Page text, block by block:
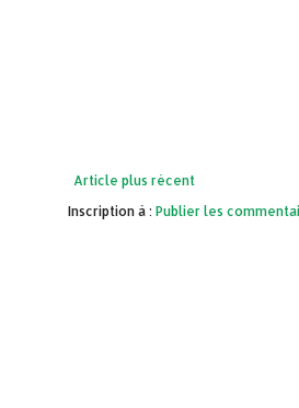
Article plus récent
Inscription à : Publier les